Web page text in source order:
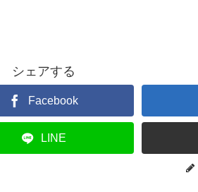
シェアする
Facebook
LINE